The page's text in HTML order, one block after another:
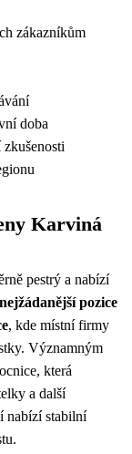
zákazníkům
doba
Karviná
pestrý a nabízí
pozice
, kde místní firmy
Významným
která
a další
nabízí stabilní